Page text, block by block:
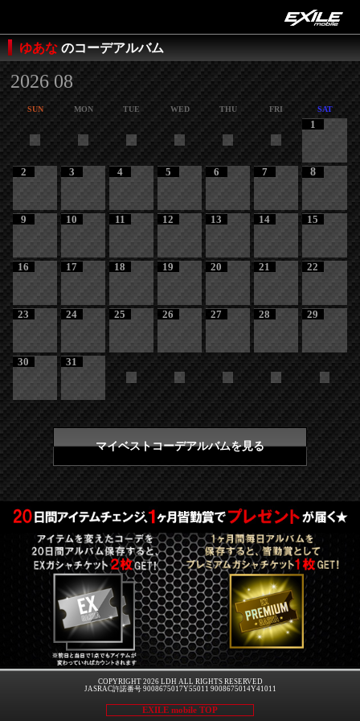
ゆあな のコーデアルバム
2026 08
SUN MON TUE WED THU FRI SAT
1
2 3 4 5 6 7 8
9 10 11 12 13 14 15
16 17 18 19 20 21 22
23 24 25 26 27 28 29
30 31
マイベストコーデアルバムを見る
COPYRIGHT 2026 LDH ALL RIGHTS RESERVED
JASRAC許諾番号 9008675017Y55011 9008675014Y41011
EXILE mobile TOP